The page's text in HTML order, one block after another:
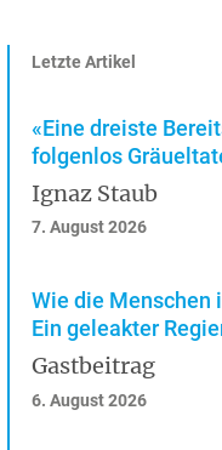
Letzte Artikel
«Eine dreiste
folgenlos
Ignaz Staub
7. August 2026
Wie die Menschen
Ein geleakter
Gastbeitrag
6. August 2026